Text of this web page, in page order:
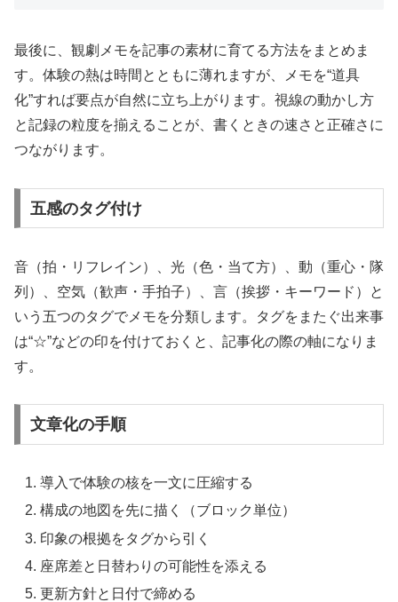
最後に、観劇メモを記事の素材に育てる方法をまとめま
す。体験の熱は時間とともに薄れますが、メモを“道具
化”すれば要点が自然に立ち上がります。視線の動かし方
と記録の粒度を揃えることが、書くときの速さと正確さに
つながります。
五感のタグ付け
音（拍・リフレイン）、光（色・当て方）、動（重心・隊
列）、空気（歓声・手拍子）、言（挨拶・キーワード）と
いう五つのタグでメモを分類します。タグをまたぐ出来事
は“☆”などの印を付けておくと、記事化の際の軸になりま
す。
文章化の手順
導入で体験の核を一文に圧縮する
構成の地図を先に描く（ブロック単位）
印象の根拠をタグから引く
座席差と日替わりの可能性を添える
更新方針と日付で締める